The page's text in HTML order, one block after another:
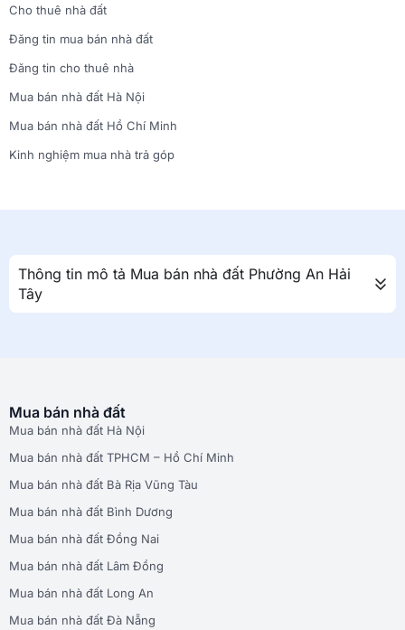
Cho thuê nhà đất
Đăng tin mua bán nhà đất
Đăng tin cho thuê nhà
Mua bán nhà đất Hà Nội
Mua bán nhà đất Hồ Chí Minh
Kinh nghiệm mua nhà trả góp
Thông tin mô tả Mua bán nhà đất Phường An Hải
Tây
Mua bán nhà đất
Mua bán nhà đất Hà Nội
Mua bán nhà đất TPHCM – Hồ Chí Minh
Mua bán nhà đất Bà Rịa Vũng Tàu
Mua bán nhà đất Bình Dương
Mua bán nhà đất Đồng Nai
Mua bán nhà đất Lâm Đồng
Mua bán nhà đất Long An
Mua bán nhà đất Đà Nẵng